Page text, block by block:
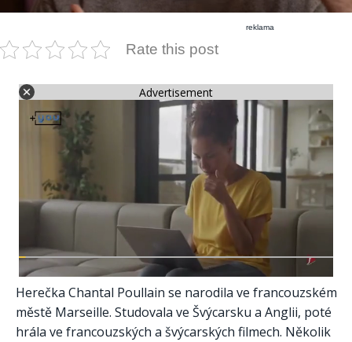
reklama
Rate this post
Advertisement
Herečka Chantal Poullain se narodila ve francouzském
městě Marseille. Studovala ve Švýcarsku a Anglii, poté
hrála ve francouzských a švýcarských filmech. Několik